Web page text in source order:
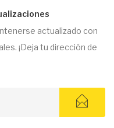
actualizado con
¡Deja tu dirección de